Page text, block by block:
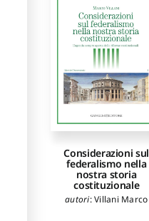
Considerazioni sul
federalismo nella
nostra storia
costituzionale
autori:Villani Marco